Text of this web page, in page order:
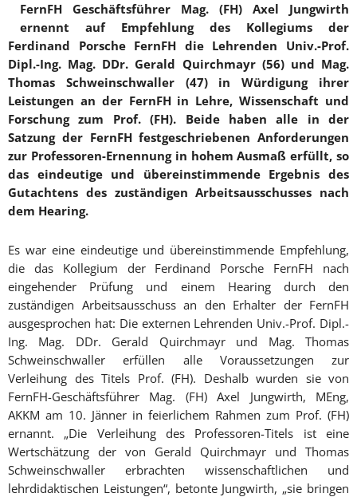
FernFH Geschäftsführer Mag. (FH) Axel Jungwirth
ernennt auf Empfehlung des Kollegiums der
Ferdinand Porsche FernFH die Lehrenden Univ.-Prof.
Dipl.-Ing. Mag. DDr. Gerald Quirchmayr (56) und Mag.
Thomas Schweinschwaller (47) in Würdigung ihrer
Leistungen an der FernFH in Lehre, Wissenschaft und
Forschung zum Prof. (FH). Beide haben alle in der
Satzung der FernFH festgeschriebenen Anforderungen
zur Professoren-Ernennung in hohem Ausmaß erfüllt, so
das eindeutige und übereinstimmende Ergebnis des
Gutachtens des zuständigen Arbeitsausschusses nach
dem Hearing.
Es war eine eindeutige und übereinstimmende Empfehlung,
die das Kollegium der Ferdinand Porsche FernFH nach
eingehender Prüfung und einem Hearing durch den
zuständigen Arbeitsausschuss an den Erhalter der FernFH
ausgesprochen hat: Die externen Lehrenden Univ.-Prof. Dipl.-
Ing. Mag. DDr. Gerald Quirchmayr und Mag. Thomas
Schweinschwaller erfüllen alle Voraussetzungen zur
Verleihung des Titels Prof. (FH). Deshalb wurden sie von
FernFH-Geschäftsführer Mag. (FH) Axel Jungwirth, MEng,
AKKM am 10. Jänner in feierlichem Rahmen zum Prof. (FH)
ernannt. „Die Verleihung des Professoren-Titels ist eine
Wertschätzung der von Gerald Quirchmayr und Thomas
Schweinschwaller erbrachten wissenschaftlichen und
lehrdidaktischen Leistungen“, betonte Jungwirth, „sie bringen